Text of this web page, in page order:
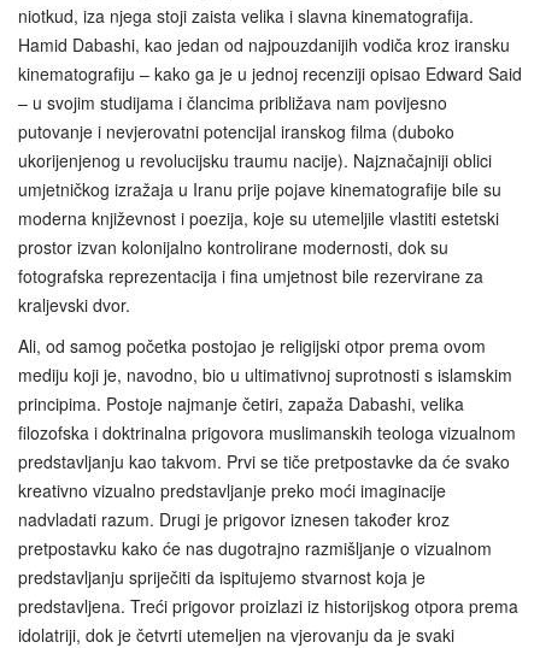
niotkud, iza njega stoji zaista velika i slavna kinematografija.
Hamid Dabashi, kao jedan od najpouzdanijih vodiča kroz iransku
kinematografiju – kako ga je u jednoj recenziji opisao Edward Said
– u svojim studijama i člancima približava nam povijesno
putovanje i nevjerovatni potencijal iranskog filma (duboko
ukorijenjenog u revolucijsku traumu nacije). Najznačajniji oblici
umjetničkog izražaja u Iranu prije pojave kinematografije bile su
moderna književnost i poezija, koje su utemeljile vlastiti estetski
prostor izvan kolonijalno kontrolirane modernosti, dok su
fotografska reprezentacija i fina umjetnost bile rezervirane za
kraljevski dvor.
Ali, od samog početka postojao je religijski otpor prema ovom
mediju koji je, navodno, bio u ultimativnoj suprotnosti s islamskim
principima. Postoje najmanje četiri, zapaža Dabashi, velika
filozofska i doktrinalna prigovora muslimanskih teologa vizualnom
predstavljanju kao takvom. Prvi se tiče pretpostavke da će svako
kreativno vizualno predstavljanje preko moći imaginacije
nadvladati razum. Drugi je prigovor iznesen također kroz
pretpostavku kako će nas dugotrajno razmišljanje o vizualnom
predstavljanju spriječiti da ispitujemo stvarnost koja je
predstavljena. Treći prigovor proizlazi iz historijskog otpora prema
idolatriji, dok je četvrti utemeljen na vjerovanju da je svaki